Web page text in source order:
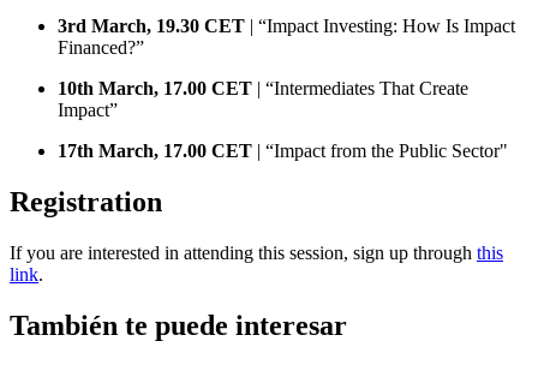
3rd March, 19.30 CET | “Impact Investing: How Is Impact
Financed?”
10th March, 17.00 CET | “Intermediates That Create
Impact”
17th March, 17.00 CET | “Impact from the Public Sector"
Registration
If you are interested in attending this session, sign up through this
link.
También te puede interesar